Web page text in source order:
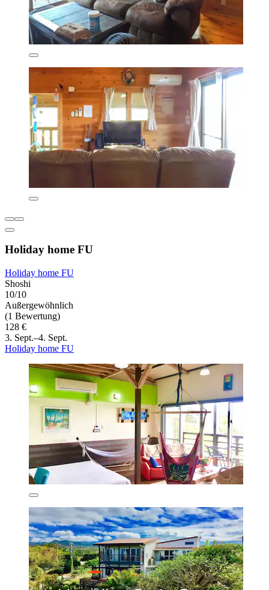
Holiday home FU
Holiday home FU
Shoshi
10/10
Außergewöhnlich
(1 Bewertung)
128 €
3. Sept.–4. Sept.
Holiday home FU